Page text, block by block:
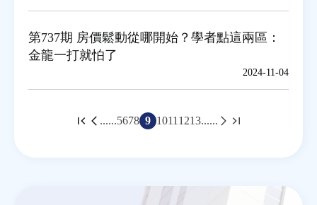
第737期 房價鬆動從哪開始？學者點這兩區：
金龍一打就怕了
2024-11-04
......5678 9 1011 1213......